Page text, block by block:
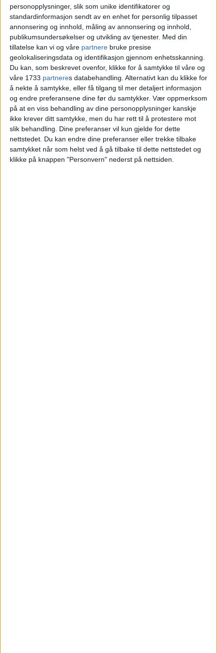
personopplysninger, slik som unike identifikatorer og
standardinformasjon sendt av en enhet for personlig tilpasset
annonsering og innhold, måling av annonsering og innhold,
publikumsundersøkelser og utvikling av tjenester. Med din
tillatelse kan vi og våre partnere bruke presise
geolokaliseringsdata og identifikasjon gjennom enhetsskanning.
Du kan, som beskrevet ovenfor, klikke for å samtykke til våre og
våre 1733 partneres databehandling. Alternativt kan du klikke for
å nekte å samtykke, eller få tilgang til mer detaljert informasjon
og endre preferansene dine før du samtykker. Vær oppmerksom
på at en viss behandling av dine personopplysninger kanskje
ikke krever ditt samtykke, men du har rett til å protestere mot
slik behandling. Dine preferanser vil kun gjelde for dette
nettstedet. Du kan endre dine preferanser eller trekke tilbake
samtykket når som helst ved å gå tilbake til dette nettstedet og
klikke på knappen "Personvern" nederst på nettsiden.
interimstyret av ovennevnte organisasjon i
Oslo, skriver Malmin og Myrhol.
De trekker også fram at lokallaget nå
opererer under et nytt domene og benytter
FNBs logo i sin profilering.
– Dette er ikke godkjent av partiet, slås det
fast i pressemeldingen.
Medlemmer som har blitt medlem via